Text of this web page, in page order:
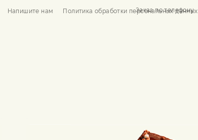
Напишите нам Политика обработки персональных данных
Заказ по телефону